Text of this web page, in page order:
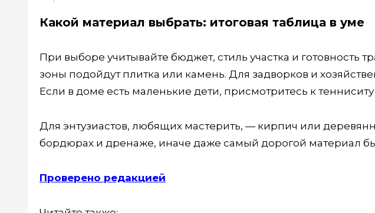
Какой материал выбрать: итоговая таблица в уме
При выборе учитывайте бюджет, стиль участка и готовность
зоны подойдут плитка или камень. Для задворков и
Если в доме есть маленькие дети, присмотритесь к
Для энтузиастов, любящих мастерить, — кирпич или
бордюрах и дренаже, иначе даже самый дорогой материал
Проверено редакцией